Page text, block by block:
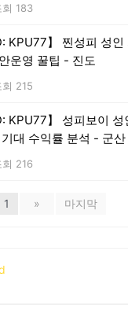
회 183
KPU77】 찐성피 성인
운영 꿀팁 - 진도
회 215
KPU77】 성피보이 성
대 수익률 분석 - 군산
회 216
1 » 마지막